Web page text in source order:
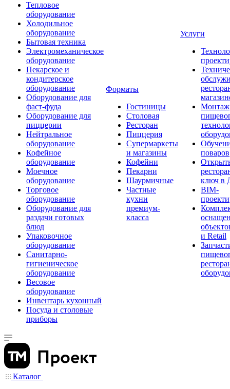
Тепловое
оборудование
Холодильное
оборудование
Бытовая техника
Электромеханическое
оборудование
Пекарское и
кондитерское
оборудование
Оборудование для
фаст-фуда
Оборудование для
пиццерии
Нейтральное
оборудование
Кофейное
оборудование
Моечное
оборудование
Торговое
оборудование
Оборудование для
раздачи готовых
блюд
Упаковочное
оборудование
Санитарно-
гигиеническое
оборудование
Весовое
оборудование
Инвентарь кухонный
Посуда и столовые
приборы
Форматы
Гостиницы
Столовая
Ресторан
Пиццерия
Супермаркеты
и магазины
Кофейни
Пекарни
Шаурмичные
Частные
кухни
премиум-
класса
Услуги
Монтаж
поваров
ключ в
BIM-
и Retail
Каталог